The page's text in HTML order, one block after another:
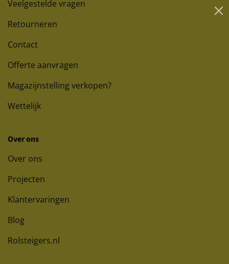
Veelgestelde vragen
Retourneren
Contact
Offerte aanvragen
Magazijnstelling verkopen?
Wettelijk
Over ons
Over ons
Projecten
Klantervaringen
Blog
Rolsteigers.nl